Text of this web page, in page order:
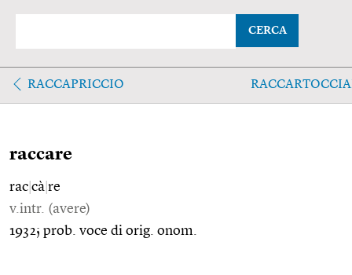
CERCA
RACCAPRICCIO
raccare
rac cà re
v.intr. (avere)
1932; prob. voce di orig. onom.